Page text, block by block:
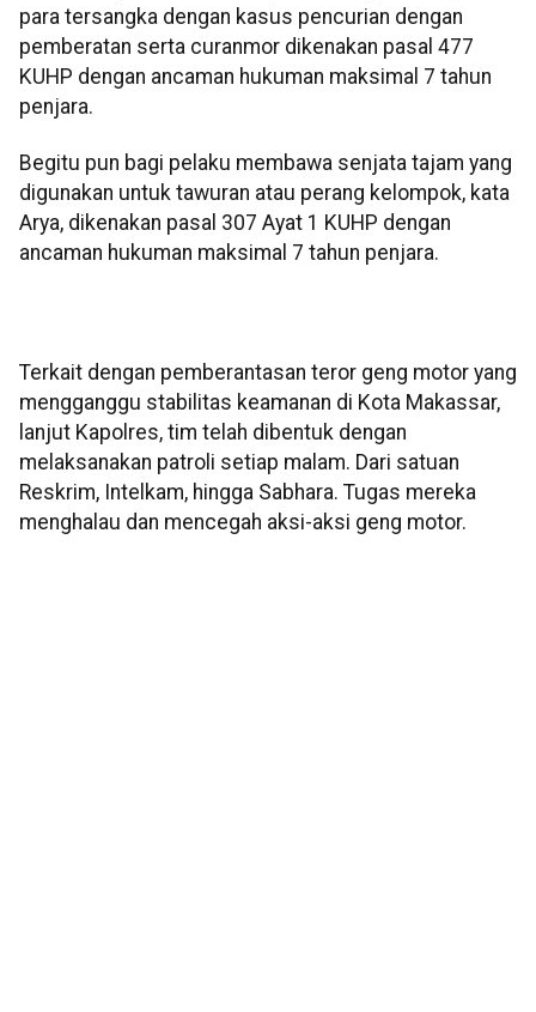
para tersangka dengan kasus pencurian dengan
pemberatan serta curanmor dikenakan pasal 477
KUHP dengan ancaman hukuman maksimal 7 tahun
penjara.
Begitu pun bagi pelaku membawa senjata tajam yang
digunakan untuk tawuran atau perang kelompok, kata
Arya, dikenakan pasal 307 Ayat 1 KUHP dengan
ancaman hukuman maksimal 7 tahun penjara.
Terkait dengan pemberantasan teror geng motor yang
mengganggu stabilitas keamanan di Kota Makassar,
lanjut Kapolres, tim telah dibentuk dengan
melaksanakan patroli setiap malam. Dari satuan
Reskrim, Intelkam, hingga Sabhara. Tugas mereka
menghalau dan mencegah aksi-aksi geng motor.